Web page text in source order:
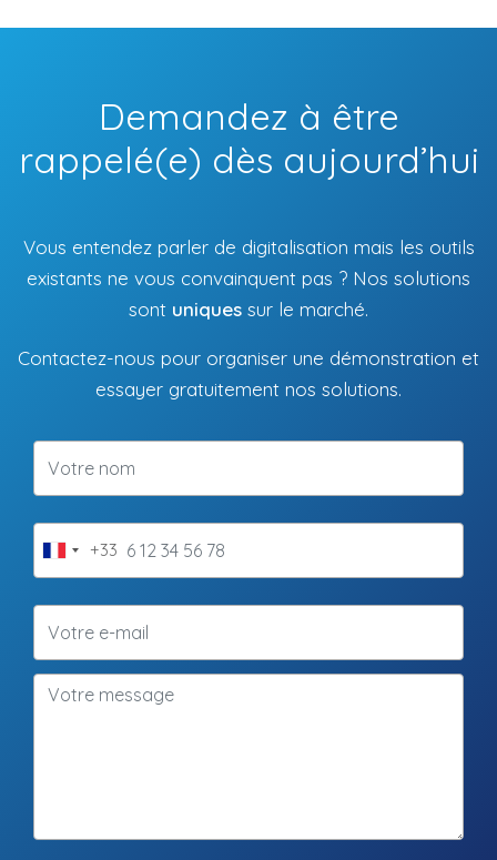
Demandez à être
rappelé(e) dès aujourd’hui
Vous entendez parler de digitalisation mais les outils
existants ne vous convainquent pas ? Nos solutions
sont uniques sur le marché.
Contactez-nous pour organiser une démonstration et
essayer gratuitement nos solutions.
France
+33
+33